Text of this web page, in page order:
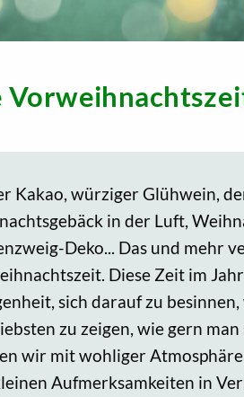
Kakao, würziger Glühwein,
in der Luft,
Deko... Das und mehr
Diese Zeit im
sich darauf zu
zu zeigen, wie gern
wir mit wohliger
Aufmerksamkeiten in